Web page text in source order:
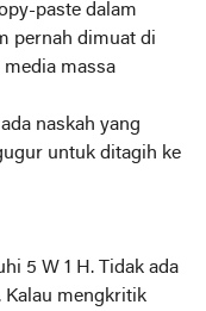
paste dalam
pernah dimuat di
massa
naskah yang
untuk ditagih ke
5 W 1 H. Tidak ada
Kalau mengkritik